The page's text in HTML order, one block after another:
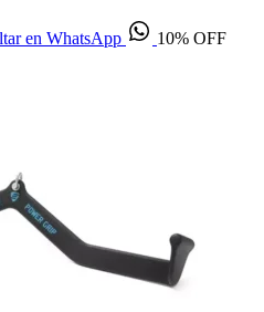
en WhatsApp 10% OFF